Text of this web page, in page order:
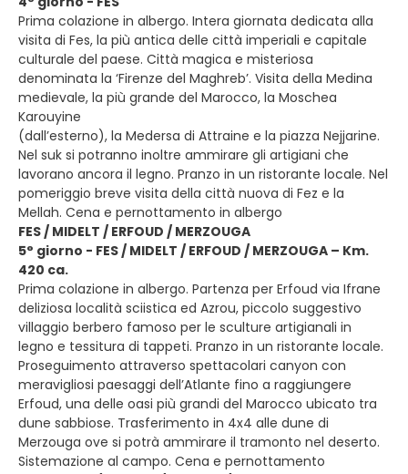
Prima colazione in albergo. Intera giornata dedicata alla
visita di Fes, la più antica delle città imperiali e capitale
culturale del paese. Città magica e misteriosa
denominata la ‘Firenze del Maghreb’. Visita della Medina
medievale, la più grande del Marocco, la Moschea
Karouyine
(dall’esterno), la Medersa di Attraine e la piazza Nejjarine.
Nel suk si potranno inoltre ammirare gli artigiani che
lavorano ancora il legno. Pranzo in un ristorante locale. Nel
pomeriggio breve visita della città nuova di Fez e la
Mellah. Cena e pernottamento in albergo
FES / MIDELT / ERFOUD / MERZOUGA
5° giorno - FES / MIDELT / ERFOUD / MERZOUGA – Km.
420 ca.
Prima colazione in albergo. Partenza per Erfoud via Ifrane
deliziosa località sciistica ed Azrou, piccolo suggestivo
villaggio berbero famoso per le sculture artigianali in
legno e tessitura di tappeti. Pranzo in un ristorante locale.
Proseguimento attraverso spettacolari canyon con
meravigliosi paesaggi dell’Atlante fino a raggiungere
Erfoud, una delle oasi più grandi del Marocco ubicato tra
dune sabbiose. Trasferimento in 4x4 alle dune di
Merzouga ove si potrà ammirare il tramonto nel deserto.
Sistemazione al campo. Cena e pernottamento